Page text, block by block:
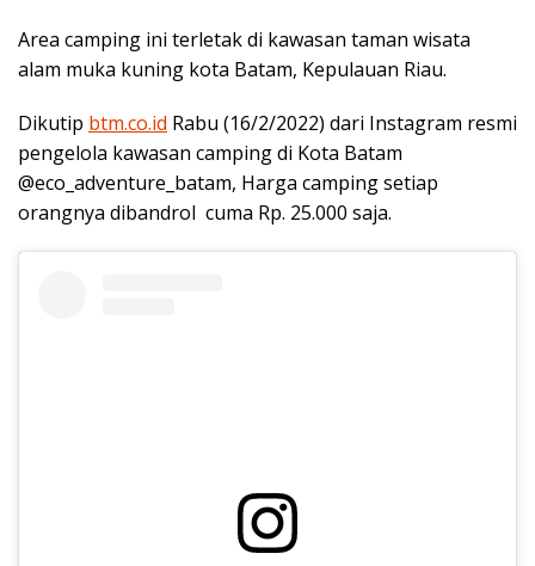
Area camping ini terletak di kawasan taman wisata
alam muka kuning kota Batam, Kepulauan Riau.
Dikutip btm.co.id Rabu (16/2/2022) dari Instagram resmi
pengelola kawasan camping di Kota Batam
@eco_adventure_batam, Harga camping setiap
orangnya dibandrol cuma Rp. 25.000 saja.